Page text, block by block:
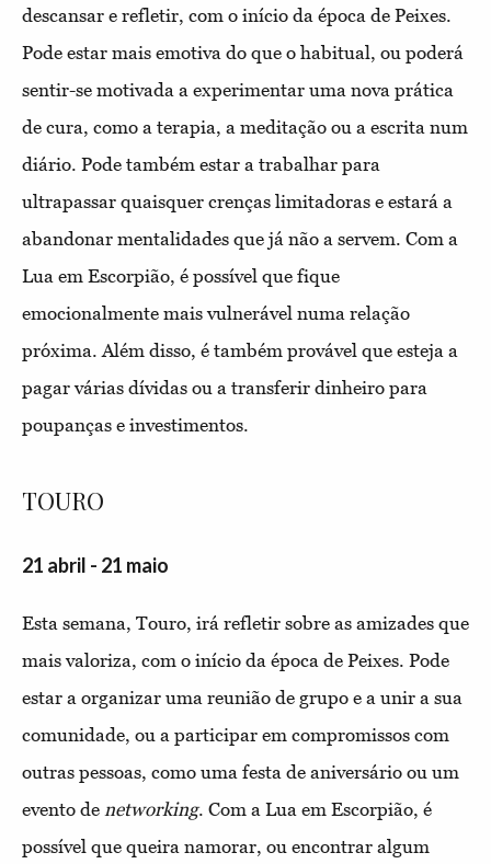
descansar e refletir, com o início da época de Peixes.
Pode estar mais emotiva do que o habitual, ou poderá
sentir-se motivada a experimentar uma nova prática
de cura, como a terapia, a meditação ou a escrita num
diário. Pode também estar a trabalhar para
ultrapassar quaisquer crenças limitadoras e estará a
abandonar mentalidades que já não a servem. Com a
Lua em Escorpião, é possível que fique
emocionalmente mais vulnerável numa relação
próxima. Além disso, é também provável que esteja a
pagar várias dívidas ou a transferir dinheiro para
poupanças e investimentos.
TOURO
21 abril - 21 maio
Esta semana, Touro, irá refletir sobre as amizades que
mais valoriza, com o início da época de Peixes. Pode
estar a organizar uma reunião de grupo e a unir a sua
comunidade, ou a participar em compromissos com
outras pessoas, como uma festa de aniversário ou um
evento de networking. Com a Lua em Escorpião, é
possível que queira namorar, ou encontrar algum